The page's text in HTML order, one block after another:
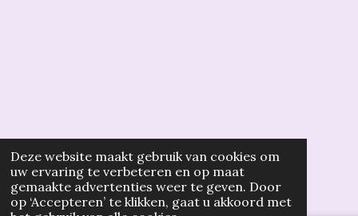
Deze website maakt gebruik van cookies om
uw ervaring te verbeteren en op maat
gemaakte advertenties weer te geven. Door
op ‘Accepteren’ te klikken, gaat u akkoord met